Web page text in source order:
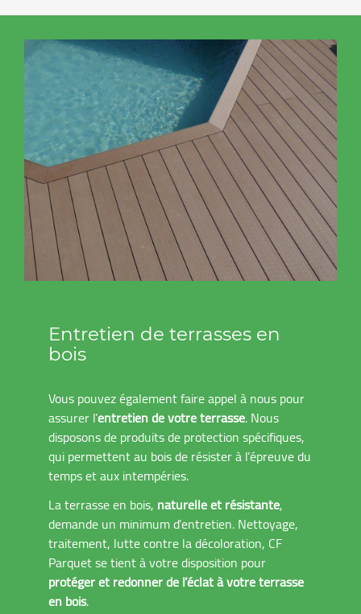
Entretien de terrasses en
bois
Vous pouvez également faire appel à nous pour
assurer l’entretien de votre terrasse. Nous
disposons de produits de protection spécifiques,
qui permettent au bois de résister à l’épreuve du
temps et aux intempéries.
La terrasse en bois, naturelle et résistante,
demande un minimum d’entretien. Nettoyage,
traitement, lutte contre la décoloration, CF
Parquet se tient à votre disposition pour
protéger et redonner de l’éclat à votre terrasse
en bois.